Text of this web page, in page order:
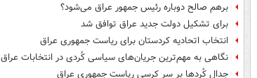
برهم صالح دوباره رئیس جمهور عراق می‌شود؟
برای تشکیل دولت جدید عراق توافق شد
انتخاب اتحادیه کردستان برای ریاست جمهوری عراق
نگاهی به مهم‌ترین جریان‌های سیاسی کُردی در انتخابات عراق
جدال کُردها بر سر کرسی ریاست جمهوری عراق